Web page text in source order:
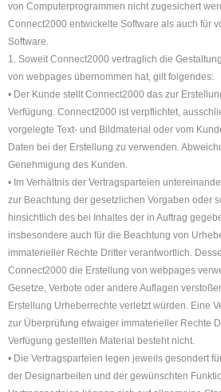
von Computerprogrammen nicht zugesichert
Connect2000 entwickelte Software als auch für
Software.
1. Soweit Connect2000 vertraglich die
von webpages übernommen hat, gilt folgendes:
• Der Kunde stellt Connect2000 das zur
Verfügung. Connect2000 ist verpflichtet,
vorgelegte Text- und Bildmaterial oder vom
Daten bei der Erstellung zu verwenden.
Genehmigung des Kunden.
• Im Verhältnis der Vertragsparteien
zur Beachtung der gesetzlichen Vorgaben oder
hinsichtlich des bei Inhaltes der in Auftrag
insbesondere auch für die Beachtung von
immaterieller Rechte Dritter verantwortlich.
Connect2000 die Erstellung von webpages
Gesetze, Verbote oder andere Auflagen
Erstellung Urheberrechte verletzt würden. Eine
zur Überprüfung etwaiger immaterieller Rechte
Verfügung gestellten Material besteht nicht.
• Die Vertragsparteien legen jeweils gesondert
der Designarbeiten und der gewünschten